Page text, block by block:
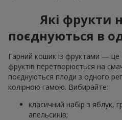
Які фрукти
поєднуються в
Гарний кошик із фруктами — це
фруктів перетворюється на
поєднуються плоди з одного
колірною гамою. Вибирайте:
класичний набір з яблук,
апельсинів;